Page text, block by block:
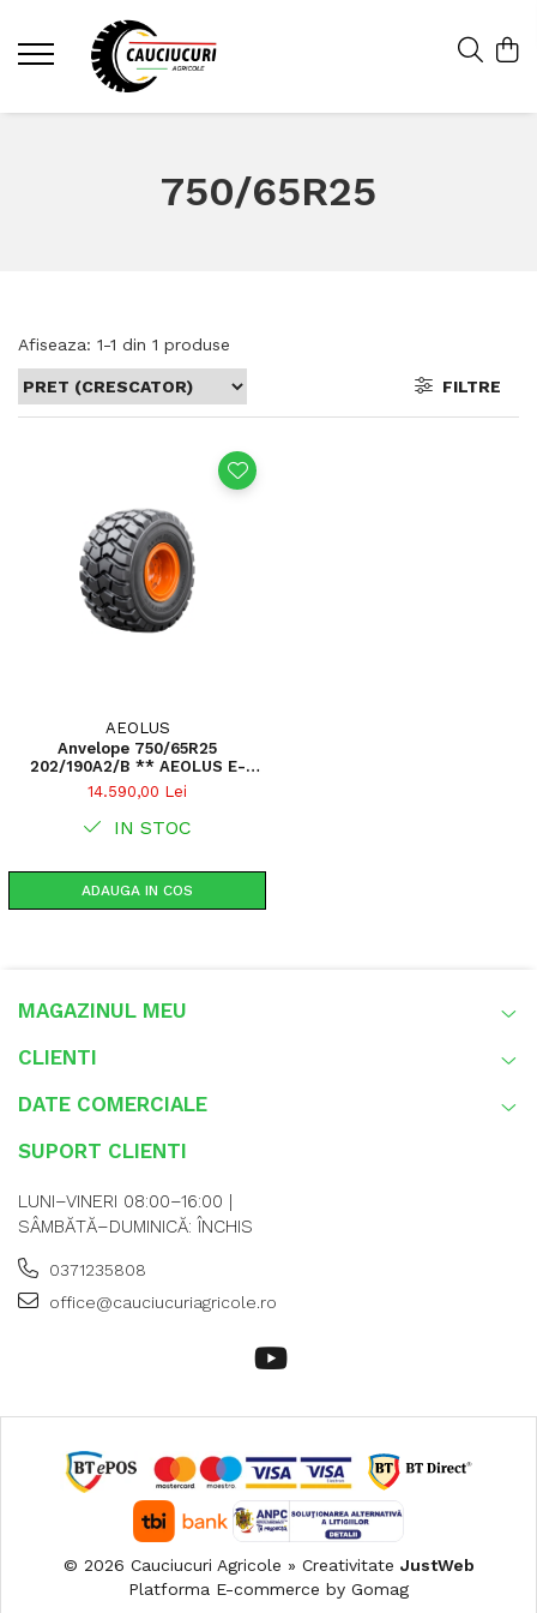
750/65R25
Afiseaza: 1-1 din 1 produse
FILTRE
AEOLUS
Anvelope 750/65R25
202/190A2/B ** AEOLUS E-
3/AE36 TL
14.590,00 Lei
IN STOC
ADAUGA IN COS
MAGAZINUL MEU
CLIENTI
DATE COMERCIALE
SUPORT CLIENTI
LUNI–VINERI 08:00–16:00 |
SÂMBĂTĂ–DUMINICĂ: ÎNCHIS
0371235808
office@cauciucuriagricole.ro
© 2026 Cauciucuri Agricole » Creativitate JustWeb
Platforma E-commerce by Gomag